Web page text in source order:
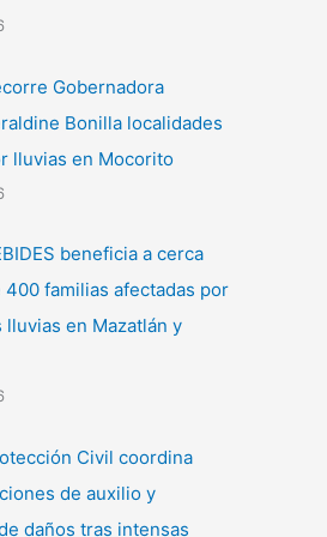
Gobernadora
Bonilla localidades
lluvias en Mocorito
beneficia a cerca
400 familias afectadas por
lluvias en Mazatlán y
Civil coordina
de auxilio y
daños tras intensas